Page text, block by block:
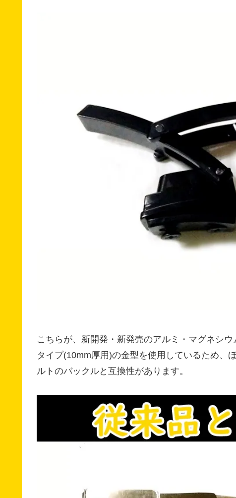
こちらが、新開発・新発売のアルミ・マグネシ
タイプ(10mm厚用)の金型を使用しているため、
ルトのバックルと互換性があります。